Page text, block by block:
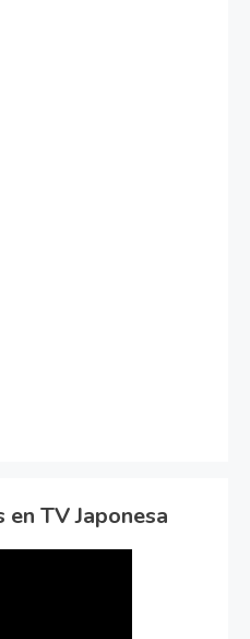
en TV Japonesa